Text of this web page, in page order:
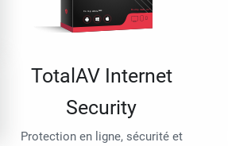
TotalAV Internet
Security
Protection en ligne, sécurité et